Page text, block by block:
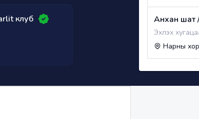
клуб Анхан шат /
Эхлэх
Нарны